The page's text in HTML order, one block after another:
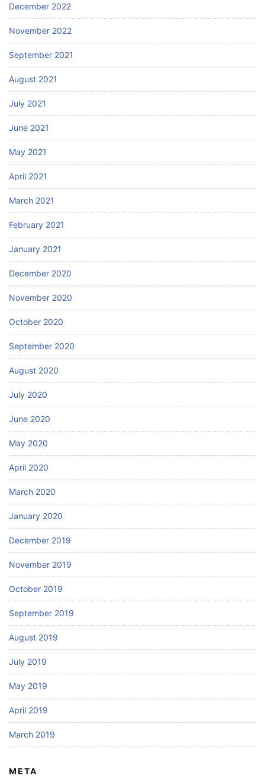
December 2022
November 2022
September 2021
August 2021
July 2021
June 2021
May 2021
April 2021
March 2021
February 2021
January 2021
December 2020
November 2020
October 2020
September 2020
August 2020
July 2020
June 2020
May 2020
April 2020
March 2020
January 2020
December 2019
November 2019
October 2019
September 2019
August 2019
July 2019
May 2019
April 2019
March 2019
META